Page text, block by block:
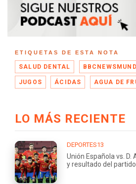
ETIQUETAS DE ESTA NOTA
SALUD DENTAL
JUGOS ÁCIDAS AGUA DE
LO MÁS RECIENTE
DEPORTES13
Unión Española vs.
y resultado del